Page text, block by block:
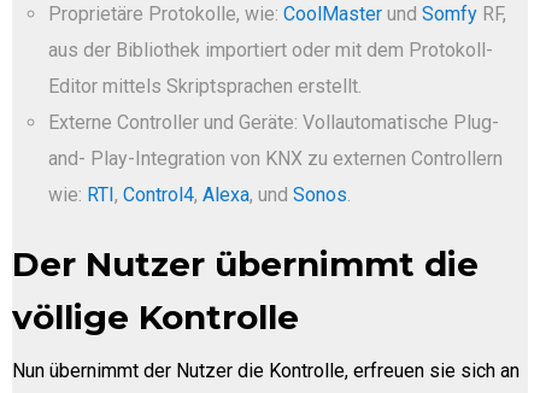
Proprietäre Protokolle, wie: CoolMaster und Somfy RF,
aus der Bibliothek importiert oder mit dem Protokoll-
Editor mittels Skriptsprachen erstellt.
Externe Controller und Geräte: Vollautomatische Plug-
and- Play-Integration von KNX zu externen Controllern
wie: RTI, Control4, Alexa, und Sonos
Der Nutzer übernimmt die
völlige Kontrolle
Nun übernimmt der Nutzer die Kontrolle, erfreuen sie sich an